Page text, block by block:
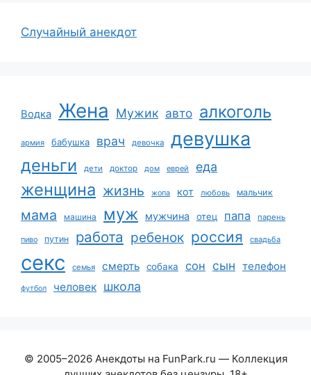
Случайный анекдот
Водка Жена Мужик авто алкоголь
армия бабушка врач девочка девушка
деньги дети доктор дом еврей еда
женщина жизнь жопа кот любовь мальчик
мама машина муж мужчина отец папа парень
пиво путин работа ребенок россия свадьба
секс семья смерть собака сон сын телефон
футбол человек школа
© 2005–2026 Анекдоты на FunPark.ru — Коллекция